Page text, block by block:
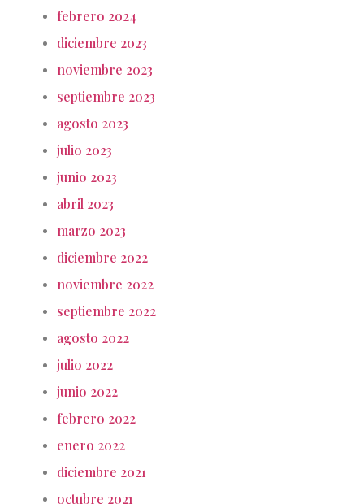
febrero 2024
diciembre 2023
noviembre 2023
septiembre 2023
agosto 2023
julio 2023
junio 2023
abril 2023
marzo 2023
diciembre 2022
noviembre 2022
septiembre 2022
agosto 2022
julio 2022
junio 2022
febrero 2022
enero 2022
diciembre 2021
octubre 2021